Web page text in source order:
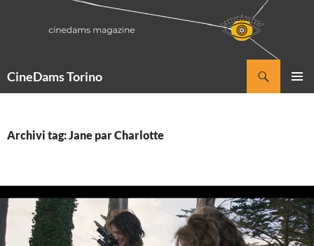
CineDams Torino
Archivi tag: Jane par Charlotte